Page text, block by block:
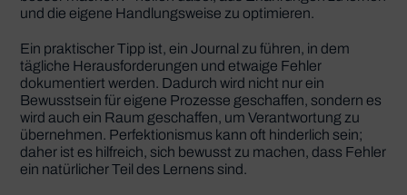
und die eigene Handlungsweise zu optimieren.
Ein praktischer Tipp ist, ein Journal zu führen, in dem
tägliche Herausforderungen und etwaige Fehler
dokumentiert werden. Dadurch wird nicht nur ein
Bewusstsein für eigene Prozesse geschaffen, sondern es
wird auch ein Raum geschaffen, um Verantwortung zu
übernehmen. Perfektionismus kann oft hinderlich sein;
daher ist es hilfreich, sich bewusst zu machen, dass Fehler
ein natürlicher Teil des Lernens sind.